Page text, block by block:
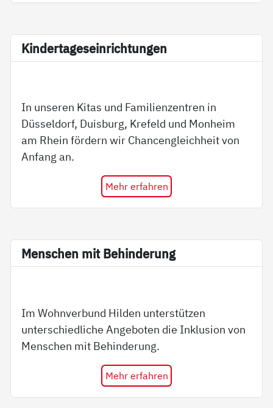
Kin­der­ta­ge­s­ein­rich­tun­gen
In unseren Kitas und Familienzentren in
Düsseldorf, Duisburg, Krefeld und Monheim
am Rhein fördern wir Chancengleichheit von
Anfang an.
Mehr erfahren
Men­schen mit Be­hin­de­rung
Im Wohnverbund Hilden unterstützen
unterschiedliche Angeboten die Inklusion von
Menschen mit Behinderung.
Mehr erfahren